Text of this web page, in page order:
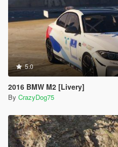
5.0
2016 BMW M2 [Livery]
By CrazyDog75